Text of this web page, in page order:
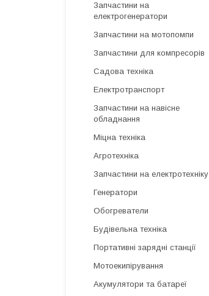
Запчастини на
електрогенератори
Запчастини на мотопомпи
Запчастини для компресорів
Садова техніка
Електротранспорт
Запчастини на навісне
обладнання
Міцна техніка
Агротехніка
Запчастини на електротехніку
Генератори
Обогреватели
Будівельна техніка
Портативні зарядні станції
Мотоекипірування
Акумулятори та батареї